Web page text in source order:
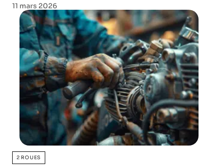
11 mars 2026
2 ROUES